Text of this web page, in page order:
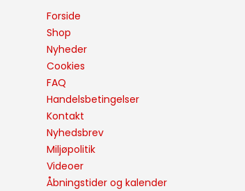
Forside
Shop
Nyheder
Cookies
FAQ
Handelsbetingelser
Kontakt
Nyhedsbrev
Miljøpolitik
Videoer
Åbningstider og kalender